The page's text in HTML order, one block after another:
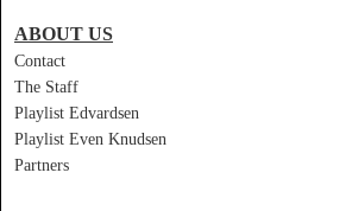
ABOUT US
Contact
The Staff
Playlist Edvardsen
Playlist Even Knudsen
Partners